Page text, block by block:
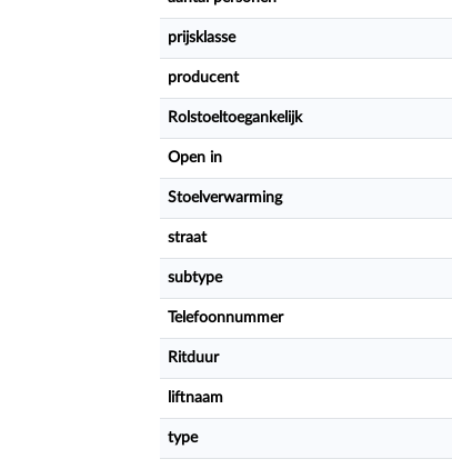
prijsklasse
producent
Rolstoeltoegankelijk
Open in
Stoelverwarming
straat
subtype
Telefoonnummer
Ritduur
liftnaam
type